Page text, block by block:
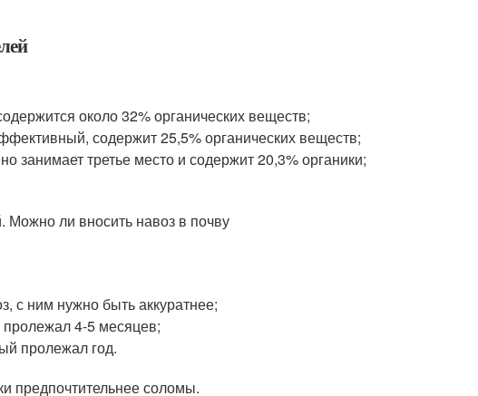
около 32% органических веществ;
содержит 25,5% органических веществ;
занимает третье место и содержит 20,3% органики;
с ним нужно быть аккуратнее;
4-5 месяцев;
пролежал год.
предпочтительнее соломы.